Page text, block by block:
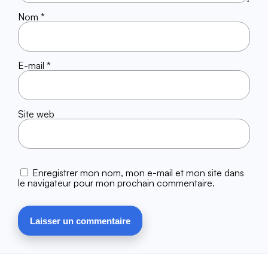
Nom *
E-mail *
Site web
Enregistrer mon nom, mon e-mail et mon site dans
le navigateur pour mon prochain commentaire.